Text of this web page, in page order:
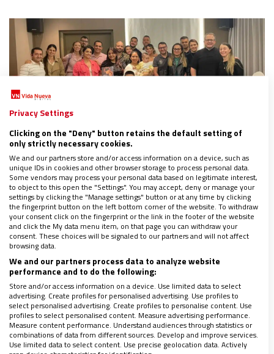
Esteban Aranaz, misionero en Shanghái, con su comunidad
de fieles (fuente: Esteban Aranaz)
P.-¿Cómo es la atención pastoral en China por parte
de sacerdotes autóctonos?
R.-En China la atención pastoral de los fieles es
realizada por los obispos y sacerdotes locales. Si
bien mi labor, como he señalado antes, está dirigida
a la atención de los fieles católicos extranjeros, las
relaciones humanas y sobre todo de amistad con
muchos chinos son siempre fuente de
enriquecimiento mutuo. En Shanghái tenemos
Privacy Settings
Clicking on the "Deny" button retains the default setting of
only strictly necessary cookies.
We and our partners store and/or access information on a device, such as
unique IDs in cookies and other browser storage to process personal data.
Some vendors may process your personal data based on legitimate interest,
to object to this open the "Settings". You may accept, deny or manage your
settings by clicking the "Manage settings" button or at any time by clicking
the fingerprint button on the left bottom corner of the website. To withdraw
your consent click on the fingerprint or the link in the footer of the website
and click the My data menu item, on that page you can withdraw your
consent. These choices will be signaled to our partners and will not affect
browsing data.
We and our partners process data to analyze website
performance and to do the following:
Store and/or access information on a device. Use limited data to select
advertising. Create profiles for personalised advertising. Use profiles to
select personalised advertising. Create profiles to personalise content. Use
profiles to select personalised content. Measure advertising performance.
Measure content performance. Understand audiences through statistics or
combinations of data from different sources. Develop and improve services.
Use limited data to select content. Use precise geolocation data. Actively